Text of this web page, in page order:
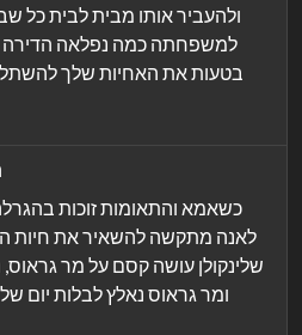
ולהעביר אותו מבית לבית כל
למשפחתה כמה נפלאה הדירה
בטעות את האחיות שלך
כשאמא והתאומות זוכות
לאנה מתקשה להשאיר את חיות
שלינקולן עושה קסם על מר גראוס,
ומר גראוס נאלץ לבלות יום